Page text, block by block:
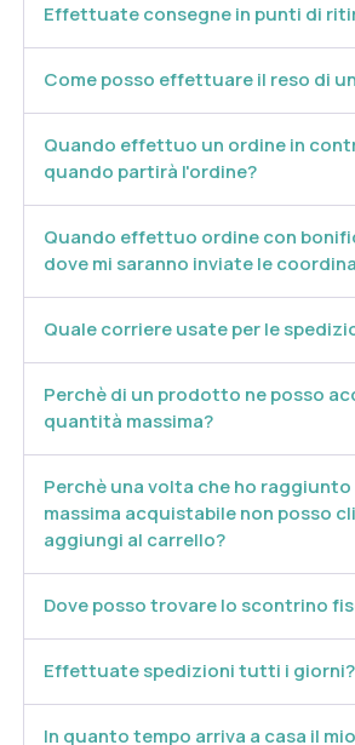
Per dose
massima
giornaliera (1
Energia
16,45 kJ / 3,92
kcal
Grassi
di cui acidi grassi
saturi
0,07 g
Carboidrati
di cui zuccheri
0,53 g
0,03 g
Proteine 0,09 g
Sale
Soia seme e.s.
di cui isoflavoni
136 mg
54,4 mg
di cui
8.prenilnaringenina
66,7 mg
Fieno greco seme e.s.
di cui saponine
250 mg
di cui crocine
30 mg
900 mcg
Effettuate consegne in punti di
Come posso effettuare il reso di
Quando effettuo un ordine in
quando partirà l'ordine?
Quando effettuo ordine con
dove mi saranno inviate le
Quale corriere usate per le
Perchè di un prodotto ne posso
quantità massima?
Perchè una volta che ho
massima acquistabile non posso
aggiungi al carrello?
Dove posso trovare lo scontrino
Effettuate spedizioni tutti i giorni?
In quanto tempo arriva a casa il